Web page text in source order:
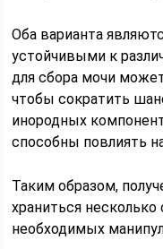
Оба варианта
устойчивыми к
для сбора мочи
чтобы сократить
инородных
способны повлиять
Таким образом,
храниться
необходимых